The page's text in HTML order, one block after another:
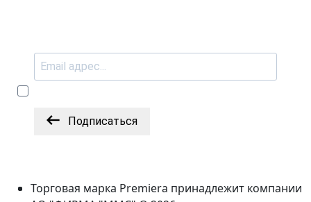
Подписаться
Торговая марка Premiera принадлежит компании